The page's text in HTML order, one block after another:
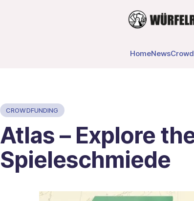
HomeNews
CROWDFUNDING
Atlas – Explore
Spieleschmiede